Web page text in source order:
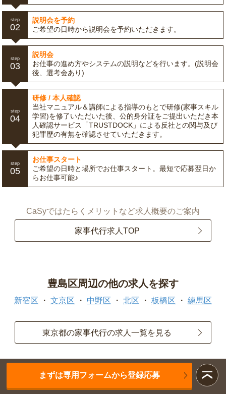
step
02
説明会を予約
ご希望の日時から説明会を予約いただきます。
step
03
説明会
お仕事の進め方やシステムの説明などを行います。(説明会
後、選考会あり)
step
04
研修 / 本人確認
当社マニュアル＆講師による指導のもとで研修(家事スキル
学習)を修了いただいた後、公的身分証をご提出いただき本
人確認サービス「TRUSTDOCK」による反社との関与及び
犯罪歴の有無を確認させていただきます。
step
05
お仕事スタート
ご希望の日時と場所でお仕事スタート。最短で応募翌日か
らお仕事可能♪
CaSyではたらくメリットなど求人概要のご案内
家事代行求人TOP
豊島区周辺の他の求人を探す
新宿区 文京区 中野区 北区 板橋区 練馬区
東京都の家事代行の求人一覧を見る
まずは専用フォームから登録応募